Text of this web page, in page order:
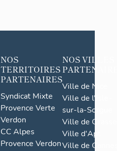
NOS
TERRITOIRES
PARTENAIRES
Syndicat Mixte
Provence Verte
Verdon
CC Alpes
Provence Verdon
NOS VILLES
Ville de Nice
Ville de l'Isle-
sur-la-Sorgue
Ville de Grasse
Ville d'Apt
Ville de